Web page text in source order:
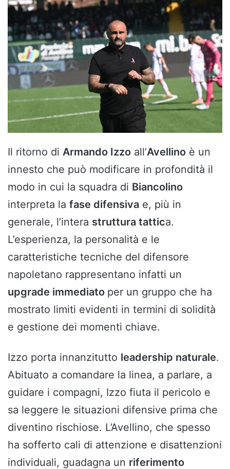
Il ritorno di Armando Izzo all’Avellino è un
innesto che può modificare in profondità il
modo in cui la squadra di Biancolino
interpreta la fase difensiva e, più in
generale, l’intera struttura tattica.
L’esperienza, la personalità e le
caratteristiche tecniche del difensore
napoletano rappresentano infatti un
upgrade immediato per un gruppo che ha
mostrato limiti evidenti in termini di solidità
e gestione dei momenti chiave.
Izzo porta innanzitutto leadership naturale.
Abituato a comandare la linea, a parlare, a
guidare i compagni, Izzo fiuta il pericolo e
sa leggere le situazioni difensive prima che
diventino rischiose. L’Avellino, che spesso
ha sofferto cali di attenzione e disattenzioni
individuali, guadagna un riferimento